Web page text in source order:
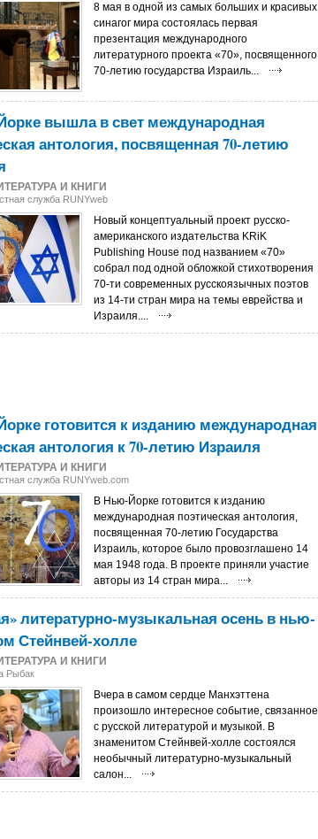
8 мая в одной из самых больших и красивых
синагог мира состоялась первая
презентация международного
литературного проекта «70», посвященного
70-летию государства Израиль...
вышла в свет международная
антология, посвященная 70-летию
И КНИГИ
служба RUNYweb
Новый концептуальный проект русско-
американского издательства KRiK
Publishing House под названием «70»
собрал под одной обложкой стихотворения
70-ти современных русскоязычных поэтов
из 14-ти стран мира на темы еврейства и
Израиля....
готовится к изданию международная
антология к 70-летию Израиля
И КНИГИ
служба RUNYweb.com
В Нью-Йорке готовится к изданию
международная поэтическая антология,
посвященная 70-летию Государства
Израиль, которое было провозглашено 14
мая 1948 года. В проекте приняли участие
авторы из 14 стран мира...
литературно-музыкальная осень в нью-
Стейнвей-холле
И КНИГИ
Рыбак
Вчера в самом сердце Манхэттена
произошло интересное событие, связанное
с русской литературой и музыкой. В
знаменитом Стейнвей-холле состоялся
необычный литературно-музыкальный
салон...